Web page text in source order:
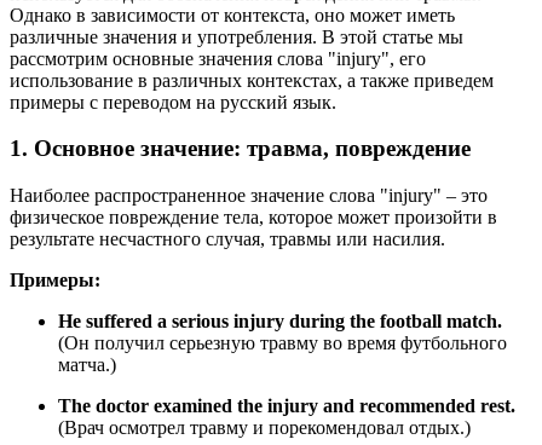
Однако в зависимости от контекста, оно может иметь
различные значения и употребления. В этой статье мы
рассмотрим основные значения слова "injury", его
использование в различных контекстах, а также приведем
примеры с переводом на русский язык.
1. Основное значение: травма, повреждение
Наиболее распространенное значение слова "injury" – это
физическое повреждение тела, которое может произойти в
результате несчастного случая, травмы или насилия.
Примеры:
He suffered a serious injury during the football match.
(Он получил серьезную травму во время футбольного
матча.)
The doctor examined the injury and recommended rest.
(Врач осмотрел травму и порекомендовал отдых.)